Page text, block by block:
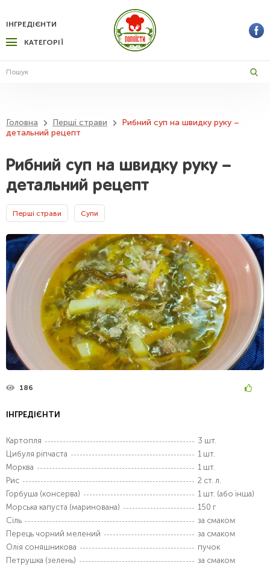
КАТЕГОРІЇ
ІНГРЕДІЄНТИ
Головна Перші страви
Рибний суп на швидку руку –
детальний рецепт
Рибний суп на швидку руку –
детальний рецепт
Перші страви Супи
186
ІНГРЕДІЄНТИ
Картопля
3 шт.
Цибуля ріпчаста
1 шт.
Морква
1 шт.
Рис
2 ст. л.
Горбуша (консерва)
1 шт. (або інша)
Морська капуста (маринована)
150 г
Сіль
за смаком
Перець чорний мелений
за смаком
Олія соняшникова
пучок
Петрушка (зелень)
за смаком